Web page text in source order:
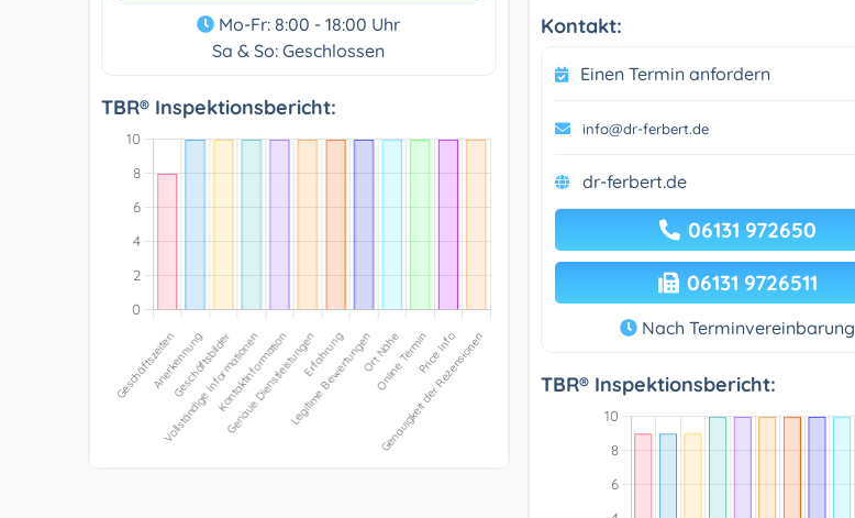
Mo-Fr: 8:00 - 18:00 Uhr
Sa & So: Geschlossen
TBR® Inspektionsbericht:
Kontakt:
Einen Termin anfordern
info@dr-ferbert.de
dr-ferbert.de
06131 972650
06131 9726511
Nach Terminvereinbarung
TBR® Inspektionsbericht: